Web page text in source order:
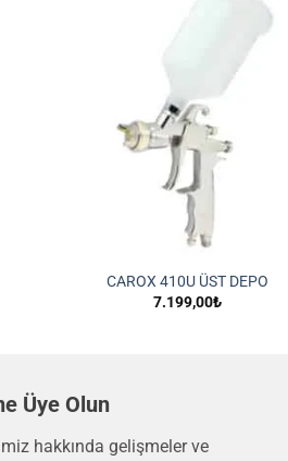
CAROX 410U ÜST DEPO
7.199,00₺
Üye Olun
hakkında gelişmeler ve